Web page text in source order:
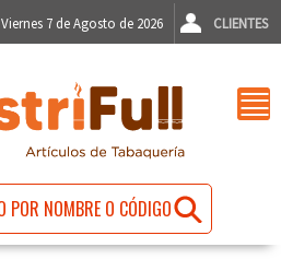
Viernes 7 de Agosto de 2026 CLIENTES